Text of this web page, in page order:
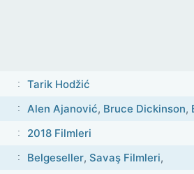
Tarik Hodžić
Alen Ajanović, Bruce Dickinson,
2018 Filmleri
Belgeseller, Savaş Filmleri,